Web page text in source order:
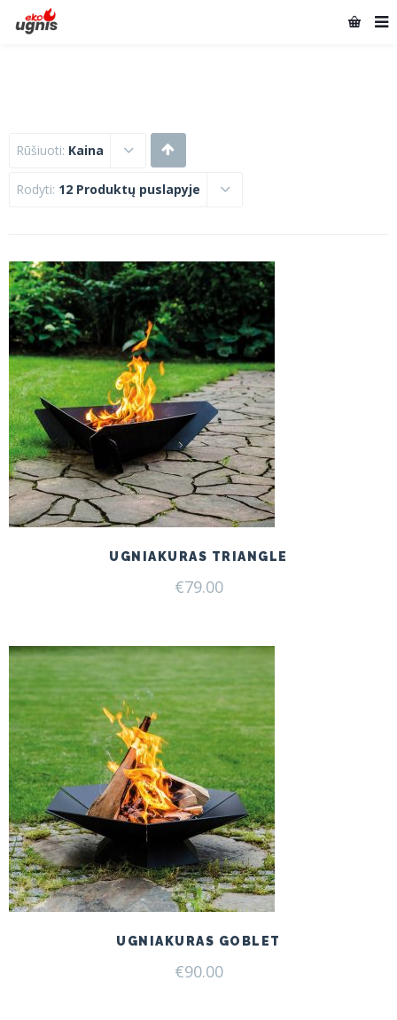
Rūšiuoti: Kaina
Rodyti: 12 Produktų puslapyje
UGNIAKURAS TRIANGLE
€79.00
UGNIAKURAS GOBLET
€90.00